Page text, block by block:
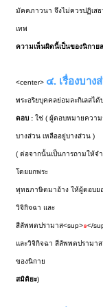
มัคคภาวนา จึงไม่ควรปฏิเส
เทพ
ความเห็นผิดนี้เป็นของนิกา
<center> ๔. เรื่องบาง
พระอริยบุคคลย่อมละกิเลสไ
ตอบ :ใช่ ( ผู้ตอบหมายความ
บางส่วน เหลืออยู่บางส่วน )
( ต่อจากนั้นเป็นการถามให้จ
โดยยกพระ
พุทธภาษิตมาอ้าง ให้ผู้ตอบย
วิจิกิจฉา และ
สีลัพพตปรามาส<sup>๑</
และวิจิกิจฉา สีลัพพตปรามา
ของนิกาย
สมิติยะ)